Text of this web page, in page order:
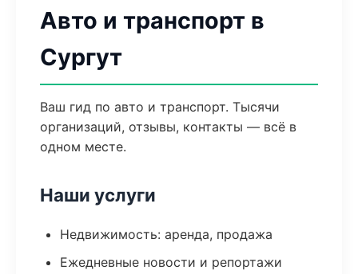
Авто и транспорт в
Сургут
Ваш гид по авто и транспорт. Тысячи
организаций, отзывы, контакты — всё в
одном месте.
Наши услуги
Недвижимость: аренда, продажа
Ежедневные новости и репортажи